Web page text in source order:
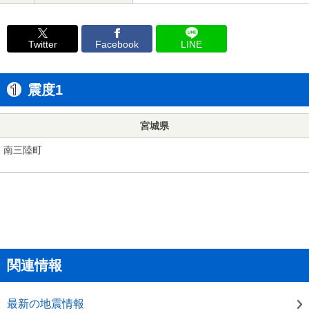
Twitter Facebook LINE
震度1
宮城県
南三陸町
関連情報
最新の地震情報